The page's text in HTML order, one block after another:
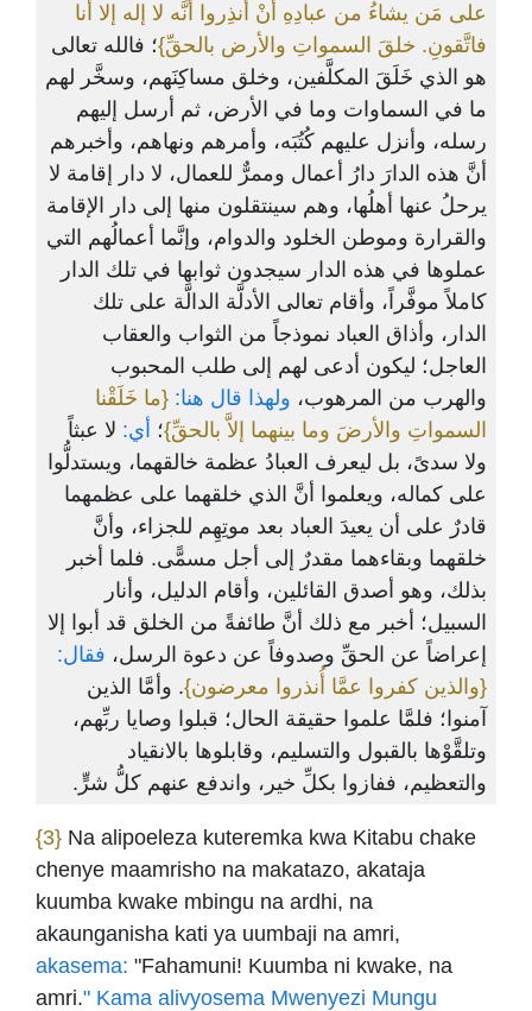
على مَن يشاءُ من عبادِهِ أنْ أنذِروا أنَّه لا إله إلا أنا
فاتَّقونِ. خلقَ السمواتِ والأرض بالحقِّ}؛ فالله تعالى
هو الذي خَلَقَ المكلَّفين، وخلق مساكِنَهم، وسخَّر لهم
ما في السماوات وما في الأرض، ثم أرسل إليهم
رسله، وأنزل عليهم كُتُبَه، وأمرهم ونهاهم، وأخبرهم
أنَّ هذه الدارَ دارُ أعمال وممرٌّ للعمال، لا دار إقامة لا
يرحلُ عنها أهلُها، وهم سينتقلون منها إلى دار الإقامة
والقرارة وموطن الخلود والدوام، وإنَّما أعمالُهم التي
عملوها في هذه الدار سيجدون ثوابها في تلك الدار
كاملاً موفَّراً، وأقام تعالى الأدلَّة الدالَّة على تلك
الدار، وأذاق العباد نموذجاً من الثواب والعقاب
العاجل؛ ليكون أدعى لهم إلى طلب المحبوب
والهرب من المرهوب، ولهذا قال هنا: {ما خَلَقْنا
السمواتِ والأرضَ وما بينهما إلاَّ بالحقِّ}؛ أي: لا عبثاً
ولا سدىً، بل ليعرف العبادُ عظمة خالقهما، ويستدلُّوا
على كماله، ويعلموا أنَّ الذي خلقهما على عظمهما
قادرٌ على أن يعيدَ العباد بعد موتِهِم للجزاء، وأنَّ
خلقهما وبقاءهما مقدرٌ إلى أجل مسمًّى. فلما أخبر
بذلك، وهو أصدق القائلين، وأقام الدليل، وأنار
السبيل؛ أخبر مع ذلك أنَّ طائفةً من الخلق قد أبوا إلا
إعراضاً عن الحقِّ وصدوفاً عن دعوة الرسل، فقال:
{والذين كفروا عمَّا أُنذروا معرضون}. وأمَّا الذين
آمنوا؛ فلمَّا علموا حقيقة الحال؛ قبلوا وصايا ربِّهم،
وتلقَّوْها بالقبول والتسليم، وقابلوها بالانقياد
والتعظيم، ففازوا بكلِّ خير، واندفع عنهم كلُّ شرٍّ.
{3} Na alipoeleza kuteremka kwa Kitabu chake
chenye maamrisho na makatazo, akataja
kuumba kwake mbingu na ardhi, na
akaunganisha kati ya uumbaji na amri,
akasema: "Fahamuni! Kuumba ni kwake, na
amri." Kama alivyosema Mwenyezi Mungu